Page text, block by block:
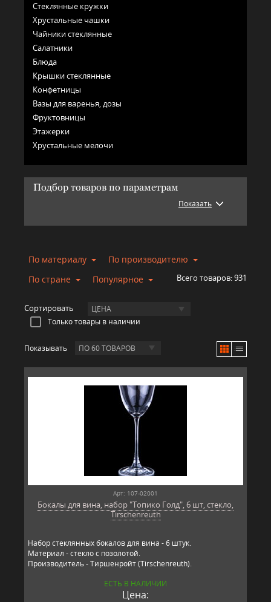
Стеклянные кружки
Хрустальные чашки
Чайники стеклянные
Салатники
Блюда
Крышки стеклянные
Конфетницы
Вазы для варенья, дозы
Фруктовницы
Этажерки
Хрустальные мелочи
Подбор товаров по параметрам
Показать
По материалу
По производителю
По стране
Популярное Всего товаров:931
Сортировать ЦЕНА
Только товары в наличии
Показывать ПО 60 ТОВАРОВ
Арт: 107-02001
Бокалы для вина, набор "Топико Голд", 6 шт, стекло,
Tirschenreuth
Набор стеклянных бокалов для вина - 6 штук.
Материал - стекло с позолотой.
Производитель - Тиршенройт (Tirschenreuth).
ЕСТЬ В НАЛИЧИИ
Цена: